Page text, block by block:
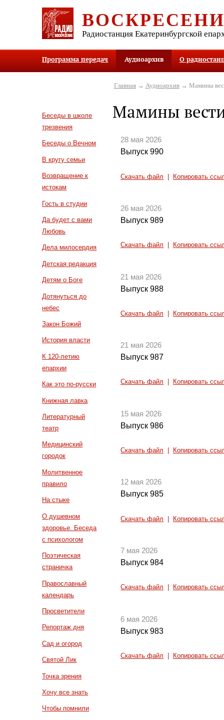
Радиостанция Екатеринбургской
Программа передач Аудиоархив О
Беседы в школе
трезвения
Беседы о Вечном
В кругу семьи
Возвращение к
истокам
Гость в студии
Да будет с вами
Любовь
Дела милосердия
Детская редакция
Детям о Боге
Дотянуться до
небес
Закон Божий
История власти
К 120-летию
епархии
Как это по-русски
Книжная лавка
Литературный
театр
Медицинский
городок
Молитвенное
правило
На стыке
О душевном
здоровье. Беседа
с психологом
Поэтическая
страничка
Православный
календарь
Просветители
Репортаж дня
Сад и огород
Святой Лик
Точка зрения
Хочу все знать
Чтобы помнили
Главная→ Аудиоархив→ Мамины
Мамины
28 мая 2026
Выпуск 990
Скачать файл Копировать
26 мая 2026
Выпуск 989
Скачать файл Копировать
21 мая 2026
Выпуск 988
Скачать файл Копировать
21 мая 2026
Выпуск 987
Скачать файл Копировать
15 мая 2026
Выпуск 986
Скачать файл Копировать
12 мая 2026
Выпуск 985
Скачать файл Копировать
7 мая 2026
Выпуск 984
Скачать файл Копировать
6 мая 2026
Выпуск 983
Скачать файл Копировать